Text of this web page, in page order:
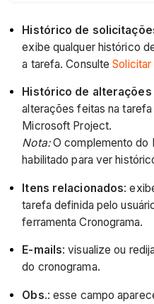
Histórico de
exibe qualquer histórico
a tarefa. Consulte
Histórico de
alterações feitas na
Microsoft Project.
Nota:O complemento do
habilitado para ver
Itens relacionados:
tarefa definida pelo
ferramenta Cronograma.
E-mails: visualize ou
do cronograma.
Obs.: esse campo